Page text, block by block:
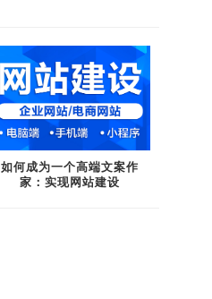
如何成为一个高端文案作
家：实现网站建设